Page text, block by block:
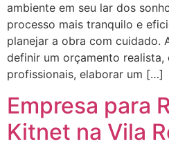
ambiente em seu lar dos
processo mais tranquilo e
planejar a obra com cuidado.
definir um orçamento realista,
profissionais, elaborar um […]
Empresa para
Kitnet na Vila